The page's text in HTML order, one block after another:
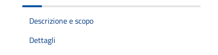
Descrizione e scopo
Dettagli